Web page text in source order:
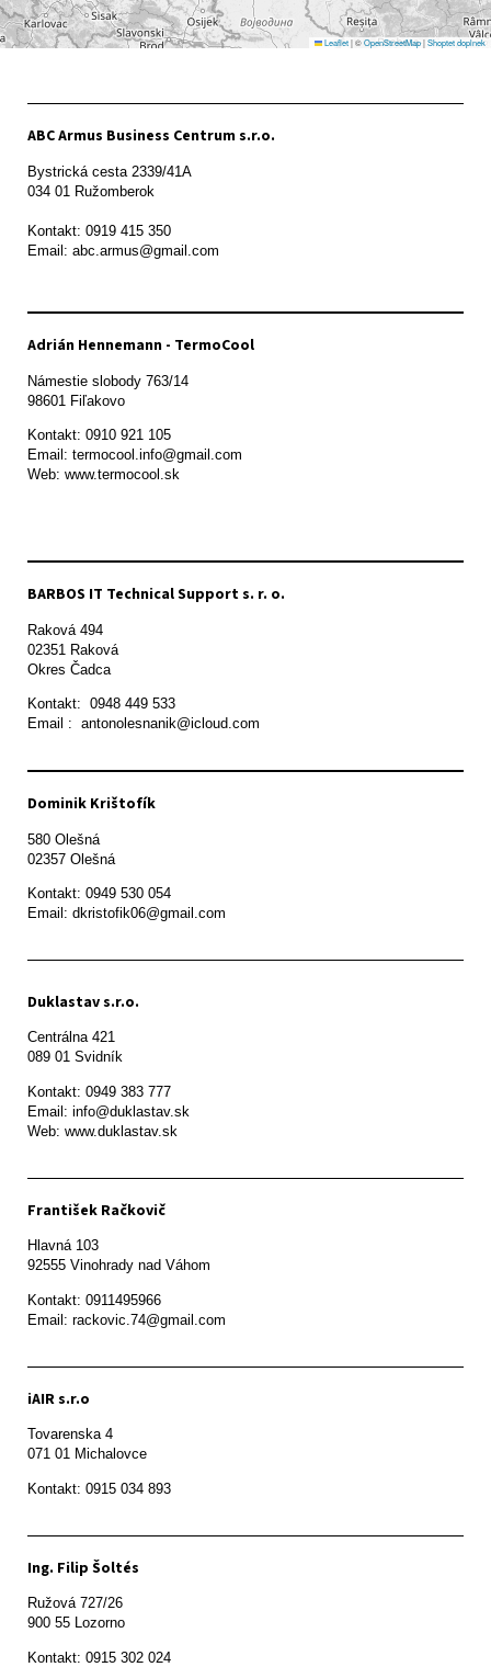
Leaflet|©OpenStreetMap|Shoptet doplnek
ABC Armus Business Centrum s.r.o.
Bystrická cesta 2339/41A
034 01 Ružomberok
Kontakt: 0919 415 350
Adrián Hennemann - TermoCool
Námestie slobody 763/14
98601 Fiľakovo
Kontakt: 0910 921 105
Email: termocool.info@gmail.com
Web: www.termocool.sk
BARBOS IT Technical Support s. r. o.
Raková 494
02351 Raková
Okres Čadca
Kontakt:  0948 449 533
Email :  antonolesnanik@icloud.com
Dominik Krištofík
580 Olešná
Kontakt: 0949 530 054
Email: dkristofik06@gmail.com
Duklastav s.r.o.
Centrálna 421
089 01 Svidník
Kontakt: 0949 383 777
Email: info@duklastav.sk
Web: www.duklastav.sk
František Račkovič
Hlavná 103
92555 Vinohrady nad Váhom
Kontakt: 0911495966
Email: rackovic.74@gmail.com
iAIR s.r.o
Tovarenska 4
071 01 Michalovce
Ing. Filip Šoltés
Ružová 727/26
900 55 Lozorno
Kontakt: 0915 302 024